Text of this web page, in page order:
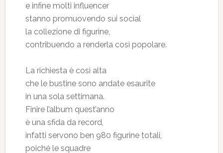
e infine molti influencer
stanno promuovendo sui social
la collezione di figurine,
contribuendo a renderla così popolare.
La richiesta è così alta
che le bustine sono andate esaurite
in una sola settimana.
Finire l’album quest’anno
è una sfida da record,
infatti servono ben 980 figurine totali,
poiché le squadre